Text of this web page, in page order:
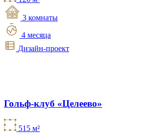
3 комнаты
4 месяца
Дизайн-проект
Гольф-клуб «Целеево»
515 м²